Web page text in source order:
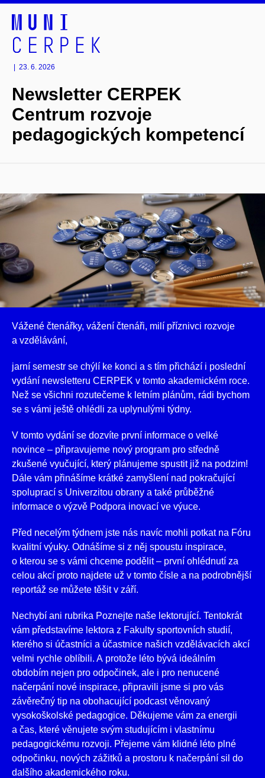
23. 6. 2026
Newsletter CERPEK
Centrum rozvoje
pedagogických kompetencí
Vážené čtenářky, vážení čtenáři, milí příznivci rozvoje
a vzdělávání,
jarní semestr se chýlí ke konci a s tím přichází i poslední
vydání newsletteru CERPEK v tomto akademickém roce.
Než se všichni rozutečeme k letním plánům, rádi bychom
se s vámi ještě ohlédli za uplynulými týdny.
V tomto vydání se dozvíte první informace o velké
novince – připravujeme nový program pro středně
zkušené vyučující, který plánujeme spustit již na podzim!
Dále vám přinášíme krátké zamyšlení nad pokračující
spoluprací s Univerzitou obrany a také průběžné
informace o výzvě Podpora inovací ve výuce.
Před necelým týdnem jste nás navíc mohli potkat na Fóru
kvalitní výuky. Odnášíme si z něj spoustu inspirace,
o kterou se s vámi chceme podělit – první ohlédnutí za
celou akcí proto najdete už v tomto čísle a na podrobnější
reportáž se můžete těšit v září.
Nechybí ani rubrika Poznejte naše lektorující. Tentokrát
vám představíme lektora z Fakulty sportovních studií,
kterého si účastníci a účastnice našich vzdělávacích akcí
velmi rychle oblíbili. A protože léto bývá ideálním
obdobím nejen pro odpočinek, ale i pro nenucené
načerpání nové inspirace, připravili jsme si pro vás
závěrečný tip na obohacující podcast věnovaný
vysokoškolské pedagogice. Děkujeme vám za energii
a čas, které věnujete svým studujícím i vlastnímu
pedagogickému rozvoji. Přejeme vám klidné léto plné
odpočinku, nových zážitků a prostoru k načerpání sil do
dalšího akademického roku.